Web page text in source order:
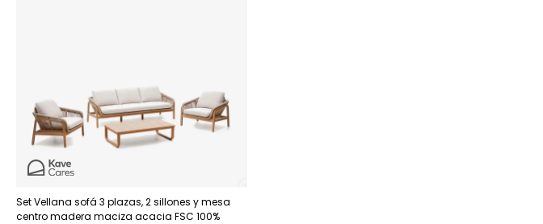
Set Vellana sofá 3 plazas, 2 sillones y mesa
centro madera maciza acacia FSC 100%